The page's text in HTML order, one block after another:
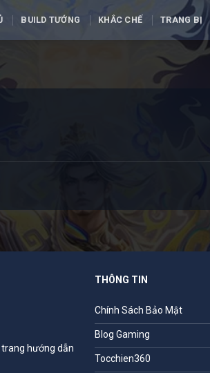
BUILD TƯỚNG KHẮC CHẾ TRANG BỊ
hướng dẫn
THÔNG TIN
Chính Sách Bảo Mật
Blog Gaming
Tocchien360